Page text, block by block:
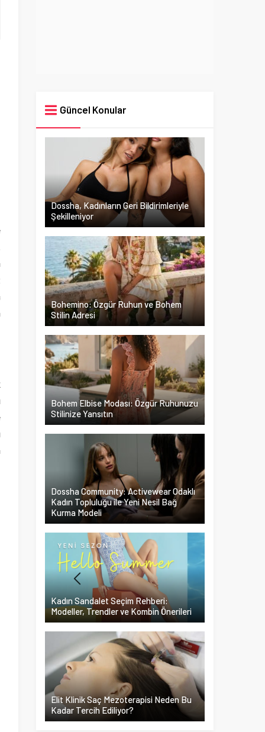
Güncel Konular
Dossha, Kadınların Geri Bildirimleriyle
Şekilleniyor
Bohemino: Özgür Ruhun ve Bohem
Stilin Adresi
Bohem Elbise Modası: Özgür Ruhunuzu
Stilinize Yansıtın
Dossha Community: Activewear Odaklı
Kadın Topluluğu ile Yeni Nesil Bağ
Kurma Modeli
Kadın Sandalet Seçim Rehberi:
Modeller, Trendler ve Kombin Önerileri
Elit Klinik Saç Mezoterapisi Neden Bu
Kadar Tercih Ediliyor?